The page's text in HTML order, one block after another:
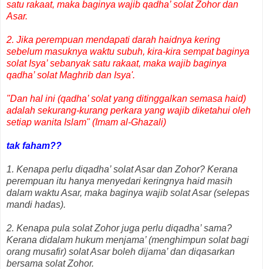
satu rakaat, maka baginya wajib qadha’ solat Zohor dan
Asar.
2. Jika perempuan mendapati darah haidnya kering
sebelum masuknya waktu subuh, kira-kira sempat baginya
solat Isya’ sebanyak satu rakaat, maka wajib baginya
qadha’ solat Maghrib dan Isya'.
"Dan hal ini (qadha’ solat yang ditinggalkan semasa haid)
adalah sekurang-kurang perkara yang wajib diketahui oleh
setiap wanita Islam" (Imam al-Ghazali)
tak faham??
1. Kenapa perlu diqadha’ solat Asar dan Zohor? Kerana
perempuan itu hanya menyedari keringnya haid masih
dalam waktu Asar, maka baginya wajib solat Asar (selepas
mandi hadas).
2. Kenapa pula solat Zohor juga perlu diqadha’ sama?
Kerana didalam hukum menjama’ (menghimpun solat bagi
orang musafir) solat Asar boleh dijama’ dan diqasarkan
bersama solat Zohor.